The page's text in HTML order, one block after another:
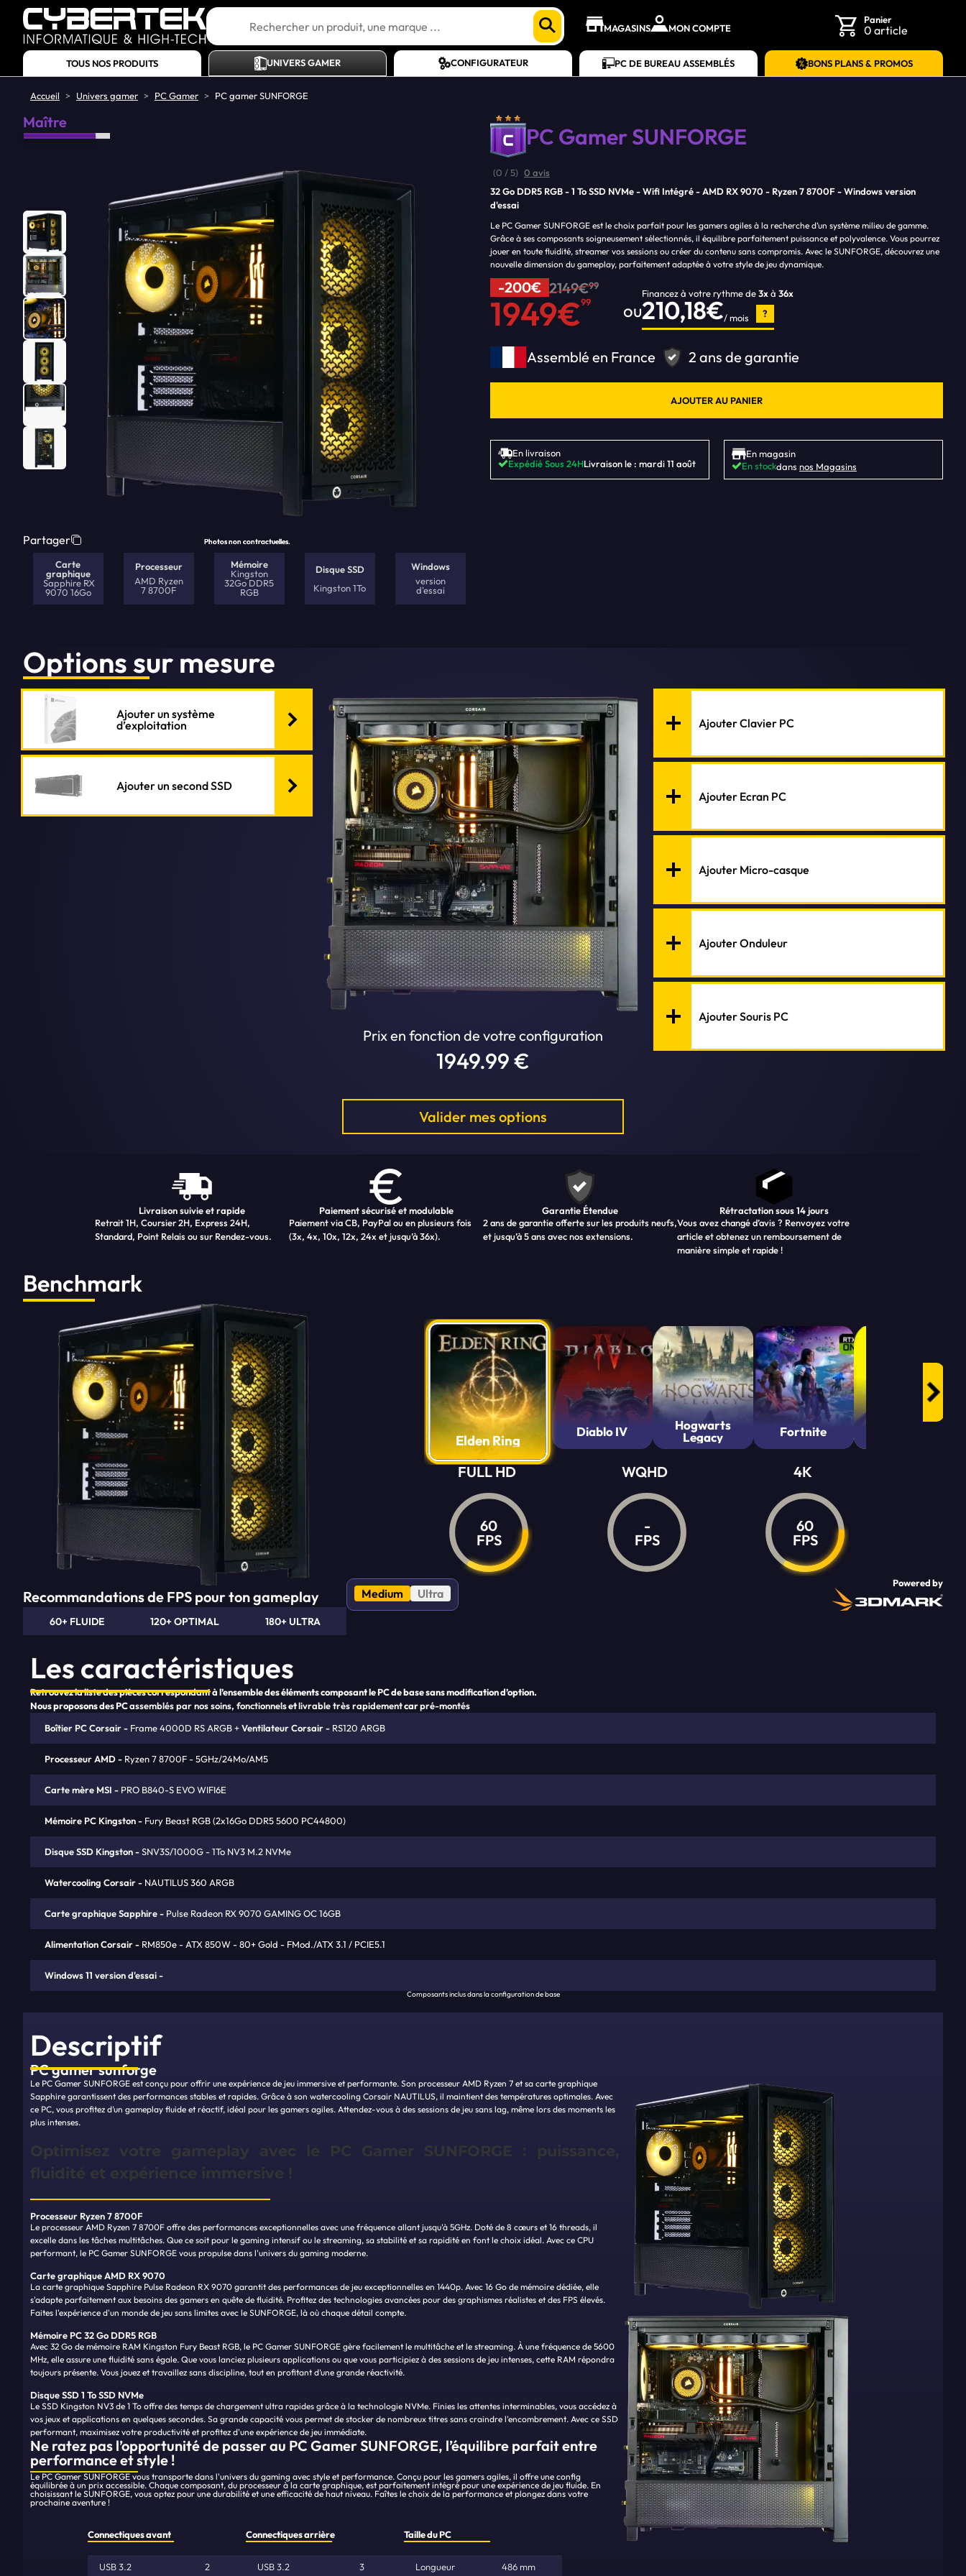
MAGASINS MON COMPTE
Panier
0 article
TOUS NOS PRODUITS UNIVERS GAMER CONFIGURATEUR PC DE BUREAU ASSEMBLÉS BONS PLANS & PROMOS
Accueil > Univers gamer > PC Gamer > PC gamer SUNFORGE
Maître
question
Photos non contractuelles.
Partager Photos non contractuelles.
Carte
graphique
Sapphire RX
9070 16Go
Processeur
AMD Ryzen
7 8700F
Mémoire
Kingston
32Go DDR5
RGB
Disque SSD
Kingston 1To
Windows
version
d'essai
PC GamerSUNFORGE
(0 / 5) 0 avis
32 Go DDR5 RGB
1 To SSD NVMe Wifi Intégré AMD RX 9070 Ryzen 7 8700F
Windows version
d'essai
Le PC Gamer SUNFORGE est le choix parfait pour les gamers agiles à la recherche d’un système milieu de gamme.
Grâce à ses composants soigneusement sélectionnés, il équilibre parfaitement puissance et polyvalence. Vous pourrez
jouer en toute fluidité, streamer vos sessions ou créer du contenu sans compromis. Avec le SUNFORGE, découvrez une
nouvelle dimension du gameplay, parfaitement adaptée à votre style de jeu dynamique.
-200€ 2149€99
1949€99 ou
Financez à votre rythme de3xà 36x
210,18€/ mois ?
Assemblé en France 2 ans de garantie
En livraison
Expédié Sous 24HLivraison le : mardi 11 août
En magasin
dans nos Magasins
En stock
Options sur mesure
Ajouter un système
d’exploitation
Ajouter un second SSD
Prix en fonction de votre configuration
1949.99 €
Valider mes options
Ajouter Clavier PC
Ajouter Ecran PC
Ajouter Micro-casque
Ajouter Onduleur
Ajouter Souris PC
Livraison suivie et rapide
Retrait 1H, Coursier 2H, Express 24H,
Standard, Point Relais ou sur Rendez-vous.
Paiement sécurisé et modulable
Paiement via CB, PayPal ou en plusieurs fois
(3x, 4x, 10x, 12x, 24x et jusqu’à 36x).
Garantie Étendue
2 ans de garantie offerte sur les produits neufs,
et jusqu’à 5 ans avec nos extensions.
Rétractation sous 14 jours
Vous avez changé d’avis ? Renvoyez votre
article et obtenez un remboursement de
manière simple et rapide !
Benchmark
Recommandations de FPS pour ton gameplay
60+ FLUIDE 120+ OPTIMAL 180+ ULTRA
Elden Ring
Diablo IV
Hogwarts
Legacy
Fortnite
Cyberpunk
FULL HD WQHD 4K
60
FPS
-
FPS
60
FPS
Medium Ultra
Powered by
Les caractéristiques
Retrouvez la liste des pièces correspondant à l’ensemble des éléments composant le PC de base sans modification d’option.
Nous proposons des PCassemblés par nos soins, fonctionnelsetlivrable très rapidementcarpré-montés
Boîtier PC Corsair
Frame 4000D RS ARGB +Ventilateur Corsair RS120 ARGB
Processeur AMD Ryzen 7 8700F - 5GHz/24Mo/AM5
Carte mère MSI PRO B840-S EVO WIFI6E
Mémoire PC Kingston Fury Beast RGB (2x16Go DDR5 5600 PC44800)
Disque SSD Kingston SNV3S/1000G - 1To NV3 M.2 NVMe
Watercooling Corsair NAUTILUS 360 ARGB
Carte graphique Sapphire Pulse Radeon RX 9070 GAMING OC 16GB
Alimentation Corsair RM850e - ATX 850W - 80+ Gold - FMod./ATX 3.1 / PCIE5.1
Windows 11 version d'essai
Composants inclus dans la configuration de base
Descriptif
PCgamer sunforge
Le PC Gamer SUNFORGE est conçu pour offrir une expérience de jeu immersive et performante. Son processeur AMD Ryzen 7 et sa carte graphique
Sapphire garantissent des performances stables et rapides. Grâce à son watercooling Corsair NAUTILUS, il maintient des températures optimales. Avec
ce PC, vous profitez d’un gameplay fluide et réactif, idéal pour les gamers agiles. Attendez-vous à des sessions de jeu sans lag, même lors des moments les
plus intenses.
Processeur Ryzen 7 8700F
Le processeur AMD Ryzen 7 8700F offre des performances exceptionnelles avec une fréquence allant jusqu'à 5GHz. Doté de 8 cœurs et 16 threads, il
excelle dans les tâches multitâches. Que ce soit pour le gaming intensif ou le streaming, sa stabilité et sa rapidité en font le choix idéal. Avec ce CPU
performant, le PC Gamer SUNFORGE vous propulse dans l'univers du gaming moderne.
Carte graphique AMD RX 9070
La carte graphique Sapphire Pulse Radeon RX 9070 garantit des performances de jeu exceptionnelles en 1440p. Avec 16 Go de mémoire dédiée, elle
s'adapte parfaitement aux besoins des gamers en quête de fluidité. Profitez des technologies avancées pour des graphismes réalistes et des FPS élevés.
Faites l'expérience d'un monde de jeu sans limites avec le SUNFORGE, là où chaque détail compte.
Mémoire PC 32 Go DDR5 RGB
Avec 32 Go de mémoire RAM Kingston Fury Beast RGB, le PC Gamer SUNFORGE gère facilement le multitâche et le streaming. À une fréquence de 5600
MHz, elle assure une fluidité sans égale. Que vous lanciez plusieurs applications ou que vous participiez à des sessions de jeu intenses, cette RAM répondra
toujours présente. Vous jouez et travaillez sans discipline, tout en profitant d’une grande réactivité.
Disque SSD 1 To SSD NVMe
Le SSD Kingston NV3 de 1 To offre des temps de chargement ultra rapides grâce à la technologie NVMe. Finies les attentes interminables, vous accédez à
vos jeux et applications en quelques secondes. Sa grande capacité vous permet de stocker de nombreux titres sans craindre l'encombrement. Avec ce SSD
performant, maximisez votre productivité et profitez d'une expérience de jeu immédiate.
Ne ratez pas l’opportunité de passer au PC Gamer SUNFORGE, l’équilibre parfait entre
performance et style !
Le PC Gamer SUNFORGE vous transporte dans l'univers du gaming avec style et performance. Conçu pour les gamers agiles, il offre une config
équilibrée à un prix accessible. Chaque composant, du processeur à la carte graphique, est parfaitement intégré pour une expérience de jeu fluide. En
choisissant le SUNFORGE, vous optez pour une durabilité et une efficacité de haut niveau. Faîtes le choix de la performance et plongez dans votre
prochaine aventure !
Connectiques avant
USB 3.2 2
Connectiques arrière
USB 3.2 3
Taille du PC
Longueur 486 mm